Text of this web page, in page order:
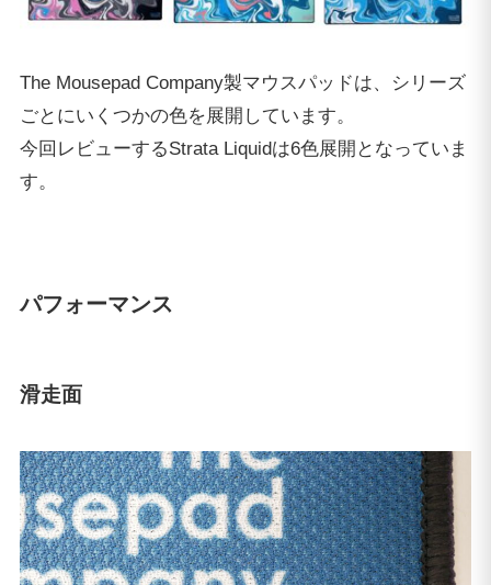
The Mousepad Company製マウスパッドは、シリーズ
ごとにいくつかの色を展開しています。
今回レビューするStrata Liquidは6色展開となっていま
す。
パフォーマンス
滑走面